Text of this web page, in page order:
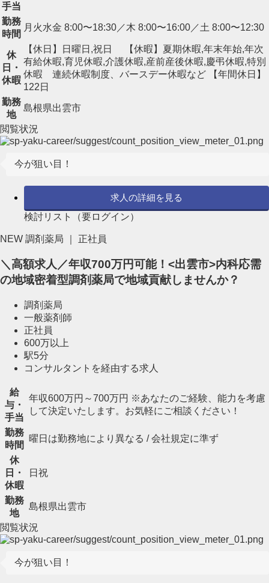
手当
勤務
時間
月火水金 8:00〜18:30／木 8:00〜16:00／土 8:00〜12:30
休
日・
休暇
【休日】日曜日,祝日 【休暇】夏期休暇,年末年始,年次
有給休暇,育児休暇,介護休暇,産前産後休暇,慶弔休暇,特別
休暇 連続休暇制度、バースデー休暇など 【年間休日】
122日
勤務
地
島根県出雲市
閲覧状況
今が狙い目！
求人の詳細を見る
検討リスト（要ログイン）
NEW 調剤薬局 ｜ 正社員
＼高額求人／年収700万円可能！<出雲市>内科応需
の地域密着型調剤薬局で地域貢献しませんか？
調剤薬局
一般薬剤師
正社員
600万以上
駅5分
コンサルタントを経由する求人
給
与・
手当
年収600万円～700万円 ※あなたのご経験、能力を考慮
して決定いたします。お気軽にご相談ください！
勤務
時間
曜日は勤務地により異なる / 会社規定に準ず
休
日・
休暇
日祝
勤務
地
島根県出雲市
閲覧状況
今が狙い目！